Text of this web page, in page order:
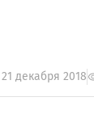
21 декабря 2018